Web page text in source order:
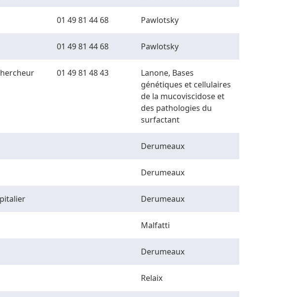
01 49 81 44 68 Pawlotsky
01 49 81 44 68 Pawlotsky
01 49 81 48 43
Lanone, Bases
génétiques et cellulaires
de la mucoviscidose et
des pathologies du
surfactant
Derumeaux
Derumeaux
Derumeaux
Malfatti
Derumeaux
Relaix